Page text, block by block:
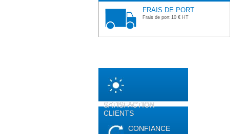
FRAIS DE PORT
Frais de port 10 € HT
SATISFACTION
CLIENTS
CONFIANCE